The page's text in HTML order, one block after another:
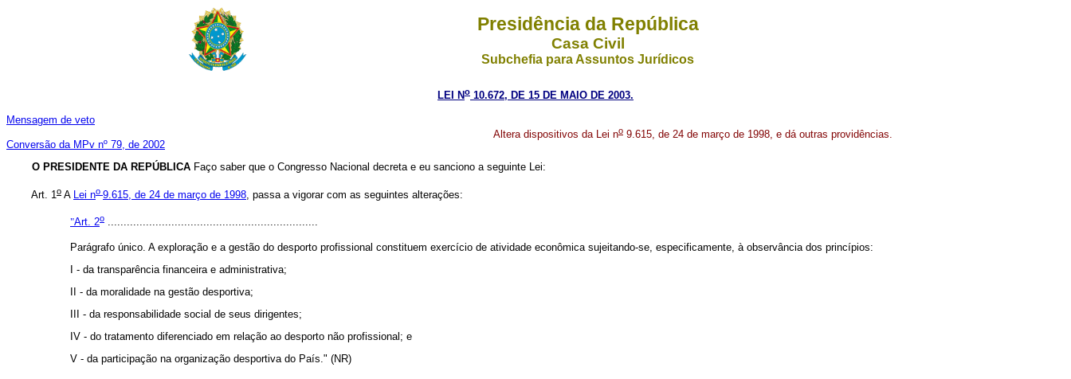
Presidência da República
Casa Civil
Subchefia para Assuntos Jurídicos
LEI No 10.672, DE 15 DE MAIO DE 2003.
Mensagem de veto
Conversão da MPv nº 79, de 2002
Altera dispositivos da Lei no 9.615, de 24 de março de 1998, e dá outras providências.
O PRESIDENTE DA REPÚBLICA Faço saber que o Congresso Nacional decreta e eu sanciono a seguinte Lei:
Art. 1 o A Lei no 9.615, de 24 de março de 1998 , passa a vigorar com as seguintes alterações:
"Art. 2o ..................................................................
Parágrafo único. A exploração e a gestão do desporto profissional constituem exercício de atividade econômica sujeitando-se, especificamente, à observância dos princípios:
I - da transparência financeira e administrativa;
II - da moralidade na gestão desportiva;
III - da responsabilidade social de seus dirigentes;
IV - do tratamento diferenciado em relação ao desporto não profissional; e
V - da participação na organização desportiva do País." (NR)